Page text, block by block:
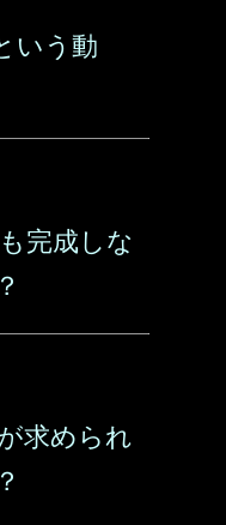
いう動
完成しな
求められ